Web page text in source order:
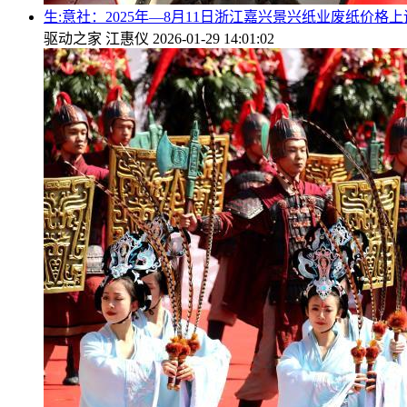
生:意社：2025年—8月11日浙江嘉兴景兴纸业废纸价格上
驱动之家 江惠仪 2026-01-29 14:01:02